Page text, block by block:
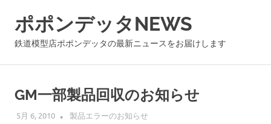
ツ
ポポンデッタNEWS
鉄道模型店ポポンデッタの最新ニュースをお届けします
GM一部製品回収のお知らせ
5月 6, 2010 POPON
製品エラーのお知らせ